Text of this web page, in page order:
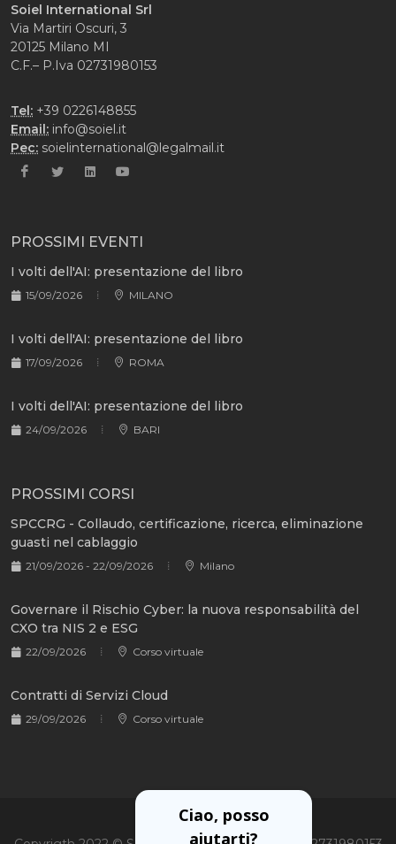
Soiel International Srl
Via Martiri Oscuri, 3
20125 Milano MI
C.F.– P.Iva 02731980153
Tel: +39 0226148855
Email: info@soiel.it
Pec: soielinternational@legalmail.it
PROSSIMI EVENTI
I volti dell'AI: presentazione del libro
15/09/2026 MILANO
I volti dell'AI: presentazione del libro
17/09/2026 ROMA
I volti dell'AI: presentazione del libro
24/09/2026 BARI
PROSSIMI CORSI
SPCCRG - Collaudo, certificazione, ricerca, eliminazione
guasti nel cablaggio
21/09/2026 - 22/09/2026 Milano
Governare il Rischio Cyber: la nuova responsabilità del
CXO tra NIS 2 e ESG
22/09/2026 Corso virtuale
Contratti di Servizi Cloud
29/09/2026 Corso virtuale
Ciao, posso
aiutarti?